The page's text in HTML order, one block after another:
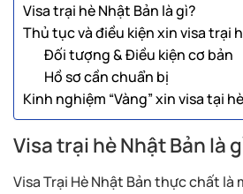
Visa trại hè Nhật Bản là gì?
Thủ tục và điều kiện xin visa trại
Đối tượng & Điều kiện cơ bản
Hồ sơ cần chuẩn bị
Kinh nghiệm “Vàng” xin visa tại
Visa trại hè Nhật Bản là
Visa Trại Hè Nhật Bản thực chất là